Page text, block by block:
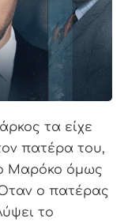
τα είχε
πατέρα του,
Μαρόκο όμως
ο πατέρας
το